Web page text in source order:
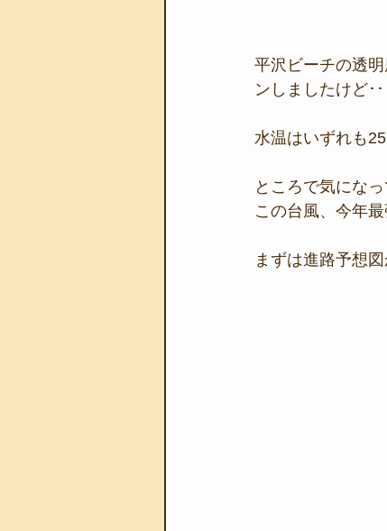
平沢ビーチの透
ンしましたけど･･
水温はいずれも
ところで気にな
この台風、今年
まずは進路予想図